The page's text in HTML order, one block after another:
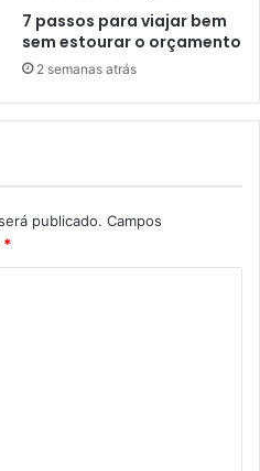
7 passos para viajar bem
sem estourar o orçamento
2 semanas atrás
publicado. Campos
*